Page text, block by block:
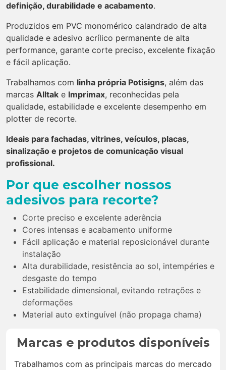
definição, durabilidade e acabamento.
Produzidos em PVC monomérico calandrado de alta
qualidade e adesivo acrílico permanente de alta
performance, garante corte preciso, excelente fixação
e fácil aplicação.
Trabalhamos com linha própria Potisigns, além das
marcas Alltak e Imprimax, reconhecidas pela
qualidade, estabilidade e excelente desempenho em
plotter de recorte.
Ideais para fachadas, vitrines, veículos, placas,
sinalização e projetos de comunicação visual
profissional.
Por que escolher nossos
adesivos para recorte?
Corte preciso e excelente aderência
Cores intensas e acabamento uniforme
Fácil aplicação e material reposicionável durante
instalação
Alta durabilidade, resistência ao sol, intempéries e
desgaste do tempo
Estabilidade dimensional, evitando retrações e
deformações
Material auto extinguível (não propaga chama)
Marcas e produtos disponíveis
Trabalhamos com as principais marcas do mercado